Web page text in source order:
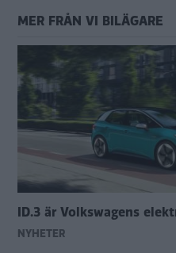
MER FRÅN VI BILÄGARE
ID.3 är Volkswagens
NYHETER